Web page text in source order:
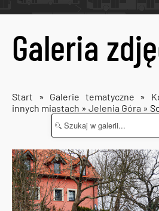
Galeria
Start » Galerie tematyczne »
innych miastach » Jelenia Góra »